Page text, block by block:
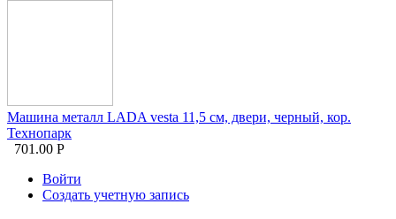
Машина металл LADA vesta 11,5 см, двери, черный, кор.
Технопарк
701.00 Р
Войти
Создать учетную запись